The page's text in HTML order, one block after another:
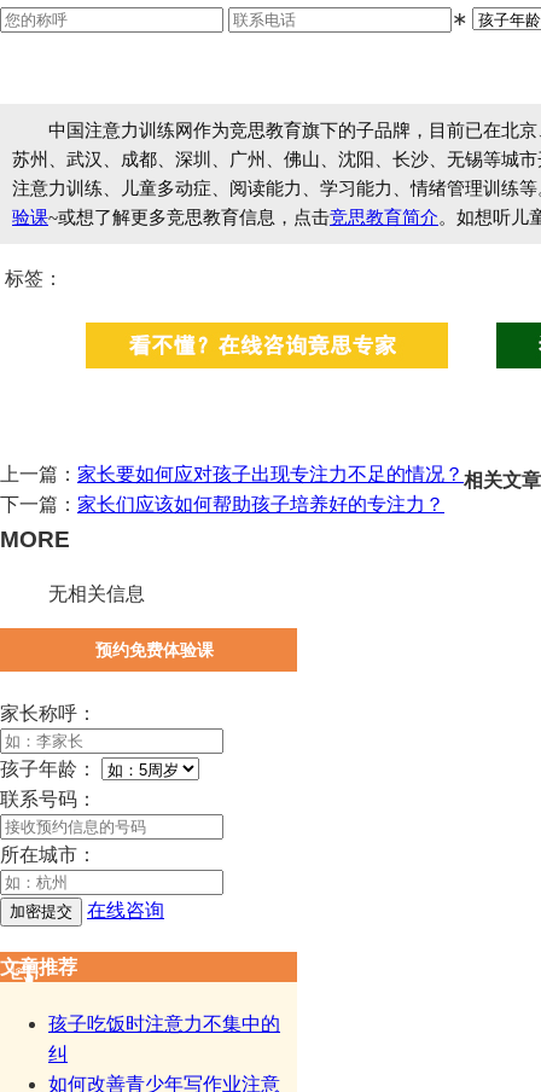
∗
中国注意力训练网作为竞思教育旗下的子品牌，目前已在北
苏州、武汉、成都、深圳、广州、佛山、沈阳、长沙、无锡等城
注意力训练、儿童多动症、阅读能力、学习能力、情绪管理训练
验课~或想了解更多竞思教育信息，点击竞思教育简介。如想听儿
标签：
上一篇： 家长要如何应对孩子出现专注力不足的情况？
下一篇： 家长们应该如何帮助孩子培养好的专注力？
相关文章
MORE
无相关信息
预约免费体验课
家长称呼：
孩子年龄：
联系号码：
所在城市：
在线咨询
文章推荐
孩子吃饭时注意力不集中的
纠
如何改善青少年写作业注意